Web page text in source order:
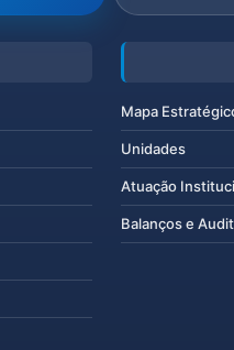
Mapa
Unidades
Atuação
Balanços e